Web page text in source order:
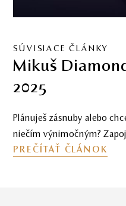
SÚVISIACE ČLÁNKY
Mikuš
2025
Plánuješ zásnuby alebo
niečím výnimočným?
PREČÍTAŤ ČLÁNOK